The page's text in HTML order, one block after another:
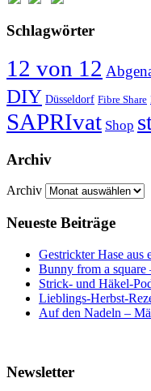
Schlagwörter
12 von 12
DIY Düsseldorf Fibre Share
SAPRIvat Shop
Archiv
Archiv
Neueste Beiträge
Gestrickter Hase aus
Bunny from a square
Strick- und Häkel-
Lieblings-Herbst-
Auf den Nadeln –
Newsletter